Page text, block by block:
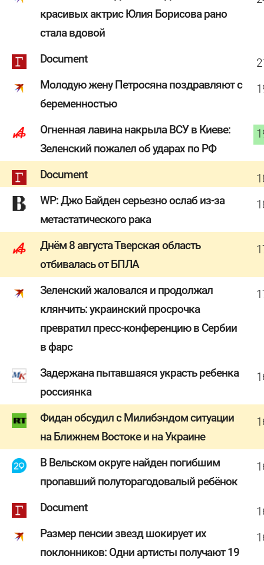
красивых актрис Юлия Борисова рано
стала вдовой
Document
Молодую жену Петросяна поздравляют с
беременностью
Огненная лавина накрыла ВСУ в Киеве:
Зеленский пожалел об ударах по РФ
Document
WP: Джо Байден серьезно ослаб из-за
метастатического рака
Днём 8 августа Тверская область
отбивалась от БПЛА
Зеленский жаловался и продолжал
клянчить: украинский просрочка
превратил пресс-конференцию в Сербии
в фарс
Задержана пытавшаяся украсть ребенка
россиянка
Фидан обсудил с Милибэндом ситуации
на Ближнем Востоке и на Украине
В Вельском округе найден погибшим
пропавший полуторагодовалый ребёнок
Document
Размер пенсии звезд шокирует их
поклонников: Одни артисты получают 19